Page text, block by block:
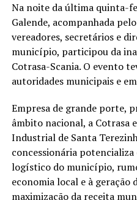
Na noite da última quinta-
Galende, acompanhada
vereadores, secretários e
município, participou da
Cotrasa-Scania. O evento
autoridades municipais e
Empresa de grande porte,
âmbito nacional, a Cotrasa
Industrial de Santa
concessionária
logístico do município,
economia local e à geração
maximização da receita